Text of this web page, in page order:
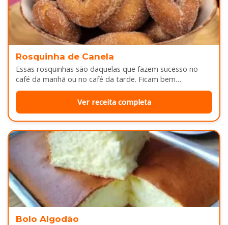
Rosquinha de Canela
Essas rosquinhas são daquelas que fazem sucesso no
café da manhã ou no café da tarde. Ficam bem
douradinhas por…
Ver receita completa
Bolo Algodão